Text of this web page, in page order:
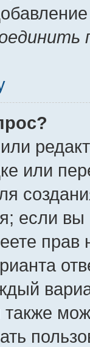
или
если
прав